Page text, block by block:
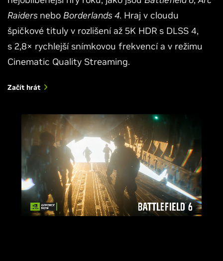
Raiders nebo Borderlands 4. Hraj v cloudu
špičkové tituly v rozlišení až 5K HDR s DLSS 4,
s 2,8× rychlejší snímkovou frekvencí a v režimu
Cinematic Quality Streaming.
Začít hrát